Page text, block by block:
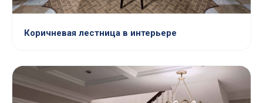
Коричневая лестница в интерьере